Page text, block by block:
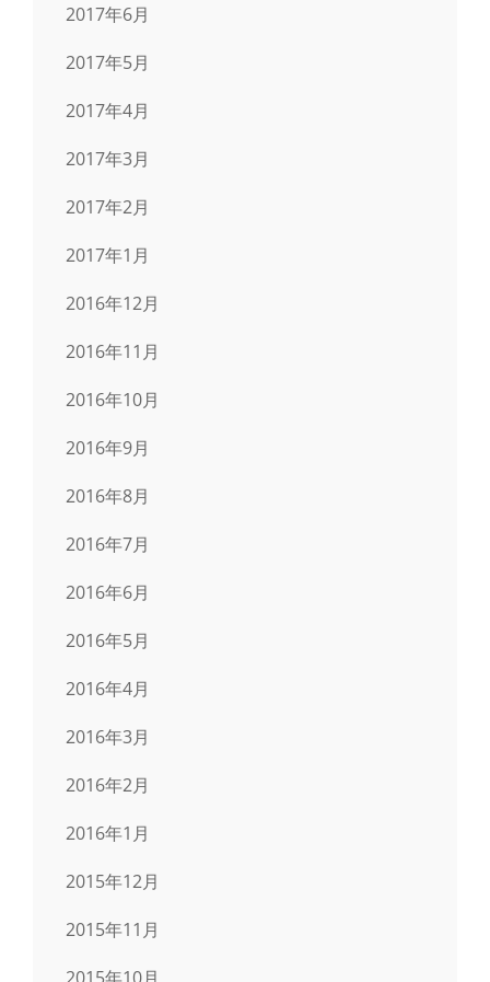
2017年6月
2017年5月
2017年4月
2017年3月
2017年2月
2017年1月
2016年12月
2016年11月
2016年10月
2016年9月
2016年8月
2016年7月
2016年6月
2016年5月
2016年4月
2016年3月
2016年2月
2016年1月
2015年12月
2015年11月
2015年10月